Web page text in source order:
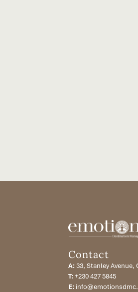
Contact
A:33, Stanley Avenue,
T:+230 427 5845
E: